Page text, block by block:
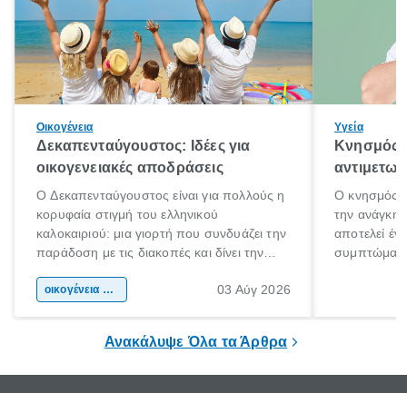
Οικογένεια
Δεκαπενταύγουστος: Ιδέες για
οικογενειακές αποδράσεις
Ο Δεκαπενταύγουστος είναι για πολλούς η
κορυφαία στιγμή του ελληνικού
καλοκαιριού: μια γιορτή που συνδυάζει την
παράδοση με τις διακοπές και δίνει την
χώρας. Είτε πρόκειται για λίγες μέρες
οικογένεια & παιδί 03 Αύγ 2026
Υγεία
Κνησμός:
Ο κνησμός
την ανάγκη
αποτελεί
Ανακάλυψε Όλα τα Άρθρα